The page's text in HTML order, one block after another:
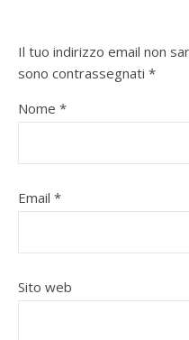
Il tuo indirizzo email non
sono contrassegnati *
Nome *
Email *
Sito web